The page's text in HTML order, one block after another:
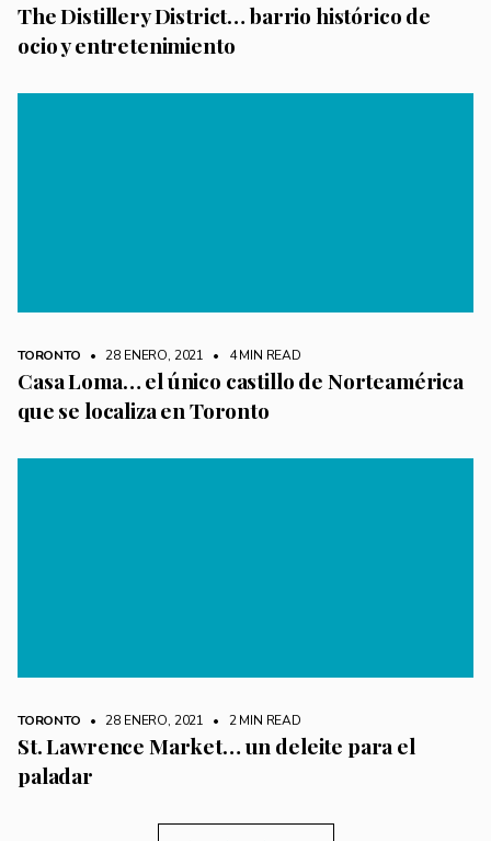
The Distillery District… barrio histórico de
ocio y entretenimiento
TORONTO • 28 ENERO, 2021 • 4 MIN READ
Casa Loma… el único castillo de Norteamérica
que se localiza en Toronto
TORONTO • 28 ENERO, 2021 • 2 MIN READ
St. Lawrence Market… un deleite para el
paladar